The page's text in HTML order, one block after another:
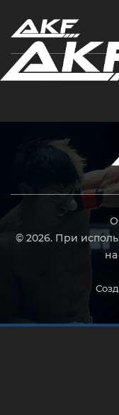
© 2026. При
Нажмите Enter для